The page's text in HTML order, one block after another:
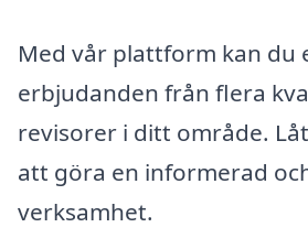
Med vår plattform kan du
erbjudanden från flera
revisorer i ditt område.
att göra en informerad
verksamhet.